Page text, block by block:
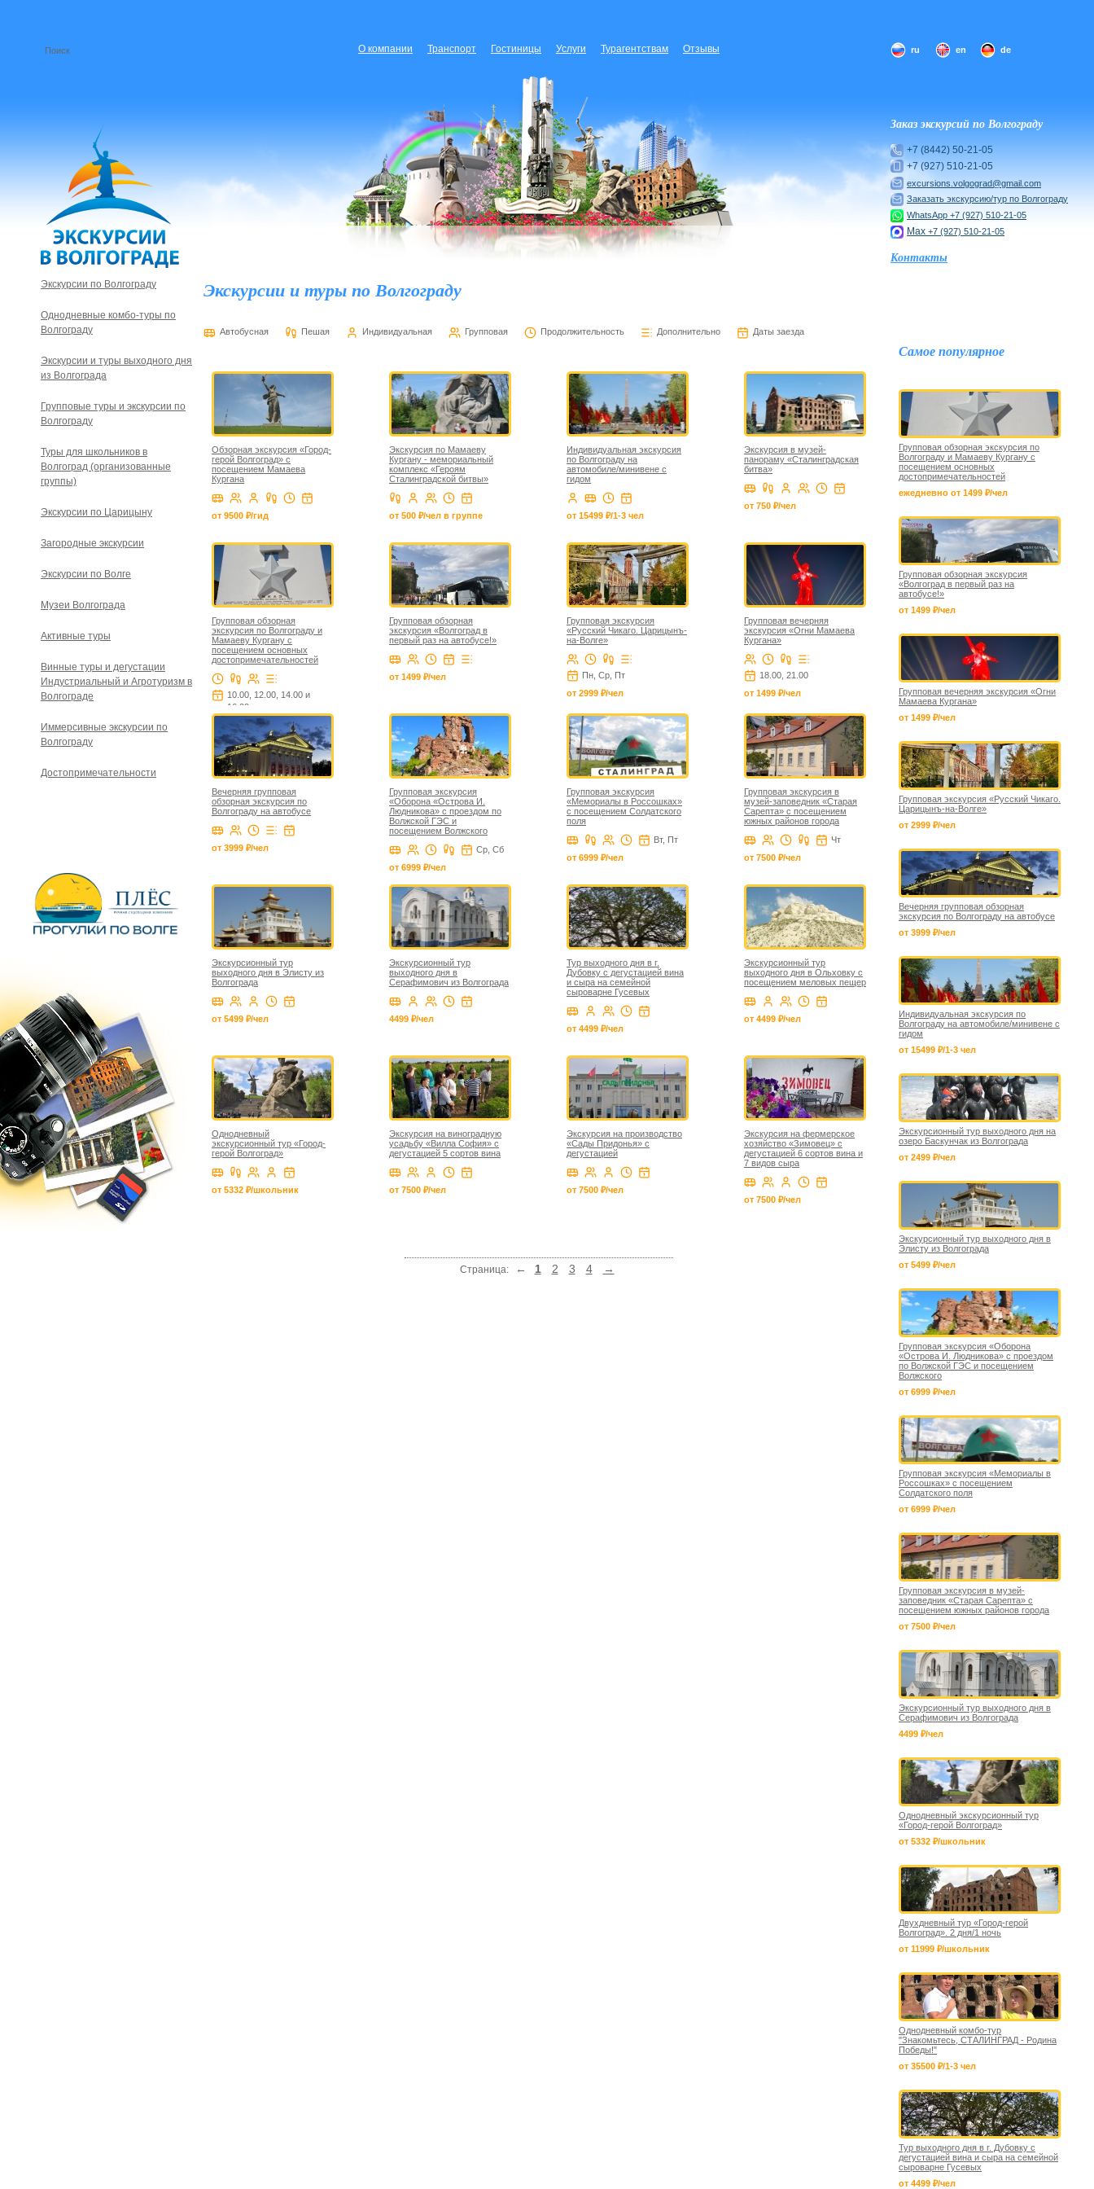
О компании Транспорт Гостиницы Услуги Турагентствам Отзывы ru en de
Заказ экскурсий по Волгограду
+7 (8442) 50-21-05
+7 (927) 510-21-05
excursions.volgograd@gmail.com
Заказать экскурсию/тур по Волгограду
WhatsApp +7 (927) 510-21-05
Max +7 (927) 510-21-05
Контакты
Экскурсии и туры по Волгограду
Автобусная Пешая Индивидуальная Групповая Продолжительность Дополнительно Даты заезда
Обзорная экскурсия «Город-
герой Волгоград» с
посещением Мамаева
Кургана
от 9500 ₽/гид
Экскурсия по Мамаеву
Кургану - мемориальный
комплекс «Героям
Сталинградской битвы»
от 500 ₽/чел в группе
Индивидуальная экскурсия
по Волгограду на
автомобиле/минивене с
гидом
от 15499 ₽/1-3 чел
Экскурсия в музей-
панораму «Сталинградская
битва»
от 750 ₽/чел
Групповая обзорная
экскурсия по Волгограду и
Мамаеву Кургану с
посещением основных
достопримечательностей
10.00, 12.00, 14.00 и
16.00
ежедневно от 1499 ₽/чел
Групповая обзорная
экскурсия «Волгоград в
первый раз на автобусе!»
от 1499 ₽/чел
Групповая экскурсия
«Русский Чикаго. Царицынъ-
на-Волге»
Пн, Ср, Пт
от 2999 ₽/чел
Групповая вечерняя
экскурсия «Огни Мамаева
Кургана»
18.00, 21.00
от 1499 ₽/чел
Вечерняя групповая
обзорная экскурсия по
Волгограду на автобусе
от 3999 ₽/чел
Групповая экскурсия
«Оборона «Острова И.
Людникова» с проездом по
Волжской ГЭС и
посещением Волжского
Ср, Сб
от 6999 ₽/чел
Групповая экскурсия
«Мемориалы в Россошках»
с посещением Солдатского
поля
Вт, Пт
от 6999 ₽/чел
Групповая экскурсия в
музей-заповедник «Старая
Сарепта» с посещением
южных районов города
Чт
от 7500 ₽/чел
Экскурсионный тур
выходного дня в Элисту из
Волгограда
от 5499 ₽/чел
Экскурсионный тур
выходного дня в
Серафимович из Волгограда
4499 ₽/чел
Тур выходного дня в г.
Дубовку с дегустацией вина
и сыра на семейной
сыроварне Гусевых
от 4499 ₽/чел
Экскурсионный тур
выходного дня в Ольховку с
посещением меловых пещер
от 4499 ₽/чел
Однодневный
экскурсионный тур «Город-
герой Волгоград»
от 5332 ₽/школьник
Экскурсия на виноградную
усадьбу «Вилла София» с
дегустацией 5 сортов вина
от 7500 ₽/чел
Экскурсия на производство
«Сады Придонья» с
дегустацией
от 7500 ₽/чел
Экскурсия на фермерское
хозяйство «Зимовец» с
дегустацией 6 сортов вина и
7 видов сыра
от 7500 ₽/чел
Страница: ← 1 2 3 4 →
Экскурсии по Волгограду
Однодневные комбо-туры по
Волгограду
Экскурсии и туры выходного дня
из Волгограда
Групповые туры и экскурсии по
Волгограду
Туры для школьников в
Волгоград (организованные
группы)
Экскурсии по Царицыну
Загородные экскурсии
Экскурсии по Волге
Музеи Волгограда
Активные туры
Винные туры и дегустации
Индустриальный и Агротуризм в
Волгограде
Иммерсивные экскурсии по
Волгограду
Достопримечательности
Самое популярное
Групповая обзорная экскурсия по
Волгограду и Мамаеву Кургану с
посещением основных
достопримечательностей
ежедневно от 1499 ₽/чел
Групповая обзорная экскурсия
«Волгоград в первый раз на
автобусе!»
от 1499 ₽/чел
Групповая вечерняя экскурсия «Огни
Мамаева Кургана»
от 1499 ₽/чел
Групповая экскурсия «Русский Чикаго.
Царицынъ-на-Волге»
от 2999 ₽/чел
Вечерняя групповая обзорная
экскурсия по Волгограду на автобусе
от 3999 ₽/чел
Индивидуальная экскурсия по
Волгограду на автомобиле/минивене с
гидом
от 15499 ₽/1-3 чел
Экскурсионный тур выходного дня на
озеро Баскунчак из Волгограда
от 2499 ₽/чел
Экскурсионный тур выходного дня в
Элисту из Волгограда
от 5499 ₽/чел
Групповая экскурсия «Оборона
«Острова И. Людникова» с проездом
по Волжской ГЭС и посещением
Волжского
от 6999 ₽/чел
Групповая экскурсия «Мемориалы в
Россошках» с посещением
Солдатского поля
от 6999 ₽/чел
Групповая экскурсия в музей-
заповедник «Старая Сарепта» с
посещением южных районов города
от 7500 ₽/чел
Экскурсионный тур выходного дня в
Серафимович из Волгограда
4499 ₽/чел
Однодневный экскурсионный тур
«Город-герой Волгоград»
от 5332 ₽/школьник
Двухдневный тур «Город-герой
Волгоград». 2 дня/1 ночь
от 11999 ₽/школьник
Однодневный комбо-тур
"Знакомьтесь, СТАЛИНГРАД - Родина
Победы!"
от 35500 ₽/1-3 чел
Тур выходного дня в г. Дубовку с
дегустацией вина и сыра на семейной
сыроварне Гусевых
от 4499 ₽/чел